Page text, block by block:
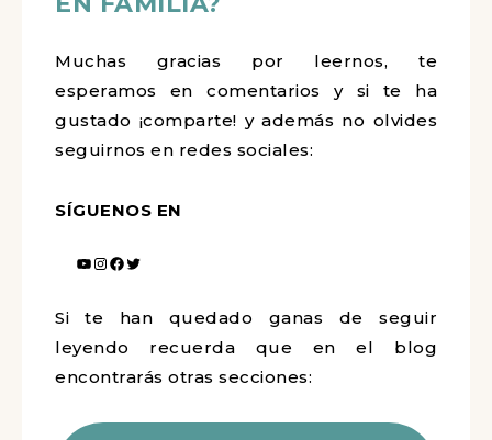
Muchas gracias por leernos, te
esperamos en comentarios y si te ha
gustado ¡comparte! y además no olvides
seguirnos en redes sociales:
SÍGUENOS EN
Si te han quedado ganas de seguir
leyendo recuerda que en el blog
encontrarás otras secciones: